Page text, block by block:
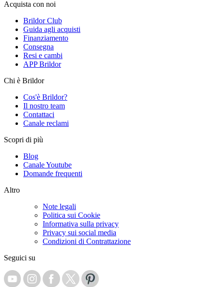
Acquista con noi
Brildor Club
Guida agli acquisti
Finanziamento
Consegna
Resi e cambi
APP Brildor
Chi è Brildor
Cos'è Brildor?
Il nostro team
Contattaci
Canale reclami
Scopri di più
Blog
Canale Youtube
Domande frequenti
Altro
Note legali
Politica sui Cookie
Informativa sulla privacy
Privacy sui social media
Condizioni di Contrattazione
Seguici su